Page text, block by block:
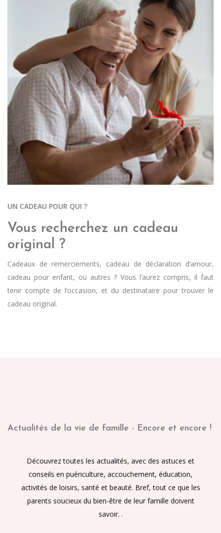
UN CADEAU POUR QUI ?
Vous recherchez un cadeau
original ?
Cadeaux de remerciements, cadeau de déclaration d’amour,
cadeau pour enfant, ou autres ? Vous l’aurez compris, il faut
tenir compte de l’occasion, et du destinataire pour trouver le
cadeau original.
Actualités de la vie de famille - Encore et encore !
Découvrez toutes les actualités, avec des astuces et
conseils en puériculture, accouchement, éducation,
activités de loisirs, santé et beauté. Bref, tout ce que les
parents soucieux du bien-être de leur famille doivent
savoir. .